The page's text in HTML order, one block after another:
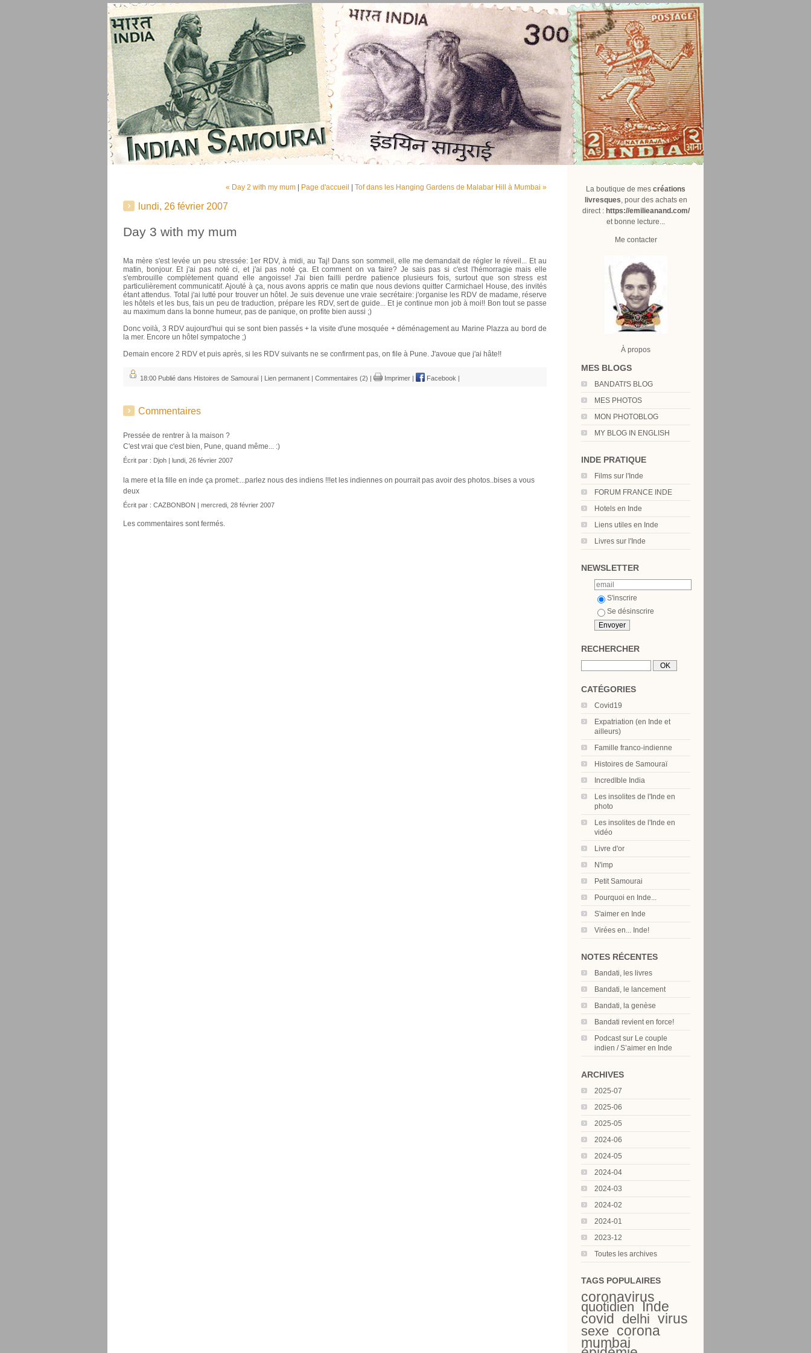
La boutique de mes créations
livresques, pour des achats en
direct : https://emilieanand.com/
et bonne lecture...
Me contacter
À propos
MES BLOGS
BANDATI'S BLOG
MES PHOTOS
MON PHOTOBLOG
MY BLOG IN ENGLISH
INDE PRATIQUE
Films sur l'Inde
FORUM FRANCE INDE
Hotels en Inde
Liens utiles en Inde
Livres sur l'Inde
NEWSLETTER
S'inscrire
Se désinscrire
RECHERCHER
CATÉGORIES
Covid19
Expatriation (en Inde et
ailleurs)
Famille franco-indienne
Histoires de Samouraï
IncredIble India
Les insolites de l'Inde en
photo
Les insolites de l'Inde en
vidéo
Livre d'or
N'imp
Petit Samourai
Pourquoi en Inde...
S'aimer en Inde
Virées en... Inde!
NOTES RÉCENTES
Bandati, les livres
Bandati, le lancement
Bandati, la genèse
Bandati revient en force!
Podcast sur Le couple
indien / S’aimer en Inde
ARCHIVES
2025-07
2025-06
2025-05
2024-06
2024-05
2024-04
2024-03
2024-02
2024-01
2023-12
Toutes les archives
TAGS POPULAIRES
coronavirus
quotidien Inde
covid delhi virus
sexe corona
mumbai
« Day 2 with my mum Page d'accueil Tof dans les Hanging Gardens de Malabar Hill à Mumbai »
lundi, 26 février 2007
Day 3 with my mum
Ma mère s'est levée un peu stressée: 1er RDV, à midi, au Taj! Dans son sommeil, elle me demandait de régler le réveil... Et au
matin, bonjour. Et j'ai pas noté ci, et j'ai pas noté ça. Et comment on va faire? Je sais pas si c'est l'hémorragie mais elle
s'embrouille complètement quand elle angoisse! J'ai bien failli perdre patience plusieurs fois, surtout que son stress est
particulièrement communicatif. Ajouté à ça, nous avons appris ce matin que nous devions quitter Carmichael House, des invités
étant attendus. Total j'ai lutté pour trouver un hôtel. Je suis devenue une vraie secrétaire: j'organise les RDV de madame, réserve
les hôtels et les bus, fais un peu de traduction, prépare les RDV, sert de guide... Et je continue mon job à moi!! Bon tout se passe
au maximum dans la bonne humeur, pas de panique, on profite bien aussi ;)
Donc voilà, 3 RDV aujourd'hui qui se sont bien passés + la visite d'une mosquée + déménagement au Marine Plazza au bord de
la mer. Encore un hôtel sympatoche ;)
Demain encore 2 RDV et puis après, si les RDV suivants ne se confirment pas, on file à Pune. J'avoue que j'ai hâte!!
18:00 Publié dans Histoires de Samouraï | Lien permanent | Commentaires (2) | Imprimer | Facebook |
Commentaires
Pressée de rentrer à la maison ?
C'est vrai que c'est bien, Pune, quand même... :)
Écrit par : Djoh | lundi, 26 février 2007
la mere et la fille en inde ça promet:...parlez nous des indiens !!!et les indiennes on pourrait pas avoir des photos..bises a vous
deux
Écrit par : CAZBONBON | mercredi, 28 février 2007
Les commentaires sont fermés.